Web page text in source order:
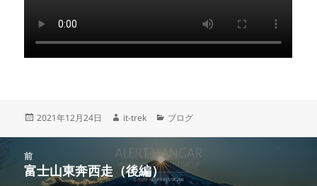
投
2021年12月24日
作
it-trek
カ
リ
ー
ブログ
前
前
富士山東奔西走（後編）